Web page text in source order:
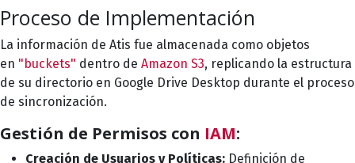
Proceso de Implementación
La información de Atis fue almacenada como objetos
en "buckets" dentro de Amazon S3, replicando la estructura
de su directorio en Google Drive Desktop durante el proceso
de sincronización.
Gestión de Permisos con IAM:
Creación de Usuarios y Políticas: Definición de